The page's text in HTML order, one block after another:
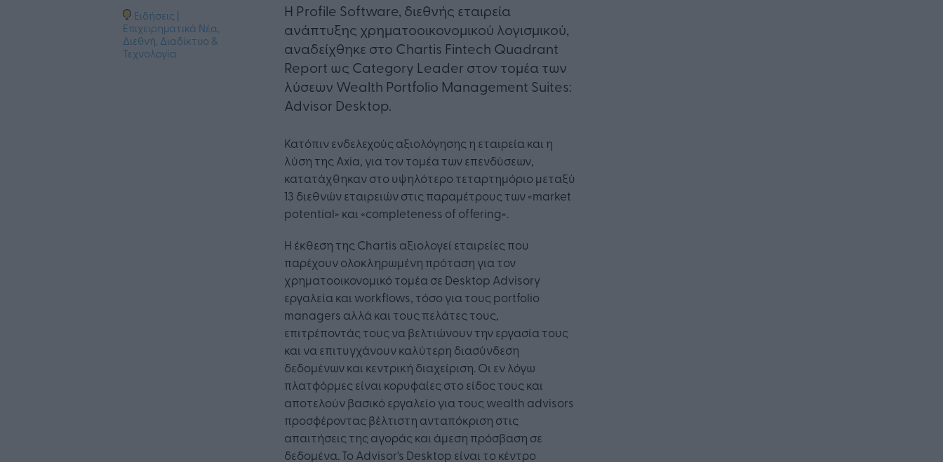
Ειδήσεις |
Επιχειρηματικά Νέα,
Διεθνή, Διαδίκτυο &
Τεχνολογία
Η Profile Software, διεθνής εταιρεία
ανάπτυξης χρηματοοικονομικού λογισμικού,
αναδείχθηκε στο Chartis Fintech Quadrant
Report ως Category Leader στον τομέα των
λύσεων Wealth Portfolio Management Suites:
Advisor Desktop.
Κατόπιν ενδελεχούς αξιολόγησης η εταιρεία και η
λύση της Axia, για τον τομέα των επενδύσεων,
κατατάχθηκαν στο υψηλότερο τεταρτημόριο μεταξύ
13 διεθνών εταιρειών στις παραμέτρους των «market
potential» και «completeness of offering».
Η έκθεση της Chartis αξιολογεί εταιρείες που
παρέχουν ολοκληρωμένη πρόταση για τον
χρηματοοικονομικό τομέα σε Desktop Advisory
εργαλεία και workflows, τόσο για τους portfolio
managers αλλά και τους πελάτες τους,
επιτρέποντάς τους να βελτιώνουν την εργασία τους
και να επιτυγχάνουν καλύτερη διασύνδεση
δεδομένων και κεντρική διαχείριση. Οι εν λόγω
πλατφόρμες είναι κορυφαίες στο είδος τους και
αποτελούν βασικό εργαλείο για τους wealth advisors
προσφέροντας βέλτιστη ανταπόκριση στις
απαιτήσεις της αγοράς και άμεση πρόσβαση σε
δεδομένα. Το Advisor's Desktop είναι το κέντρο